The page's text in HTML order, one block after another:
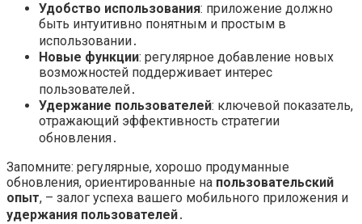
Удобство использования: приложение должно
быть интуитивно понятным и простым в
использовании․
Новые функции: регулярное добавление новых
возможностей поддерживает интерес
пользователей․
Удержание пользователей: ключевой показатель,
отражающий эффективность стратегии
обновления․
Запомните: регулярные, хорошо продуманные
обновления, ориентированные на пользовательский
опыт, – залог успеха вашего мобильного приложения и
удержания пользователей․